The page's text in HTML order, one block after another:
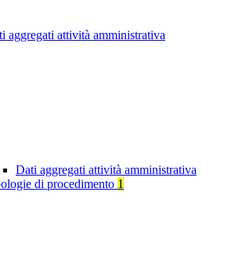
aggregati attività amministrativa
Dati aggregati attività amministrativa
di procedimento 1